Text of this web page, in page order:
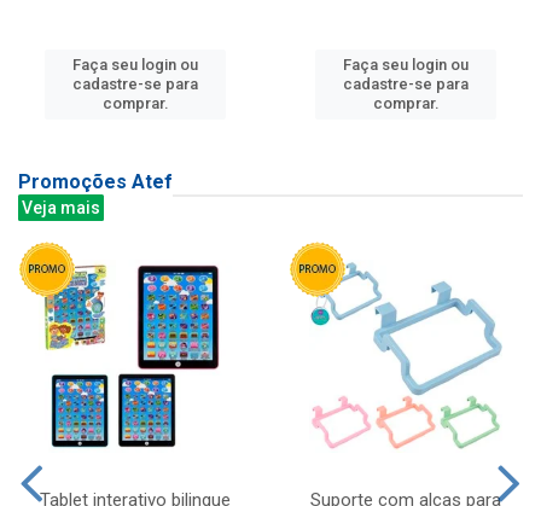
Faça seu login ou
cadastre-se para
comprar.
Faça seu login ou
cadastre-se para
comprar.
Promoções Atef
Veja mais
Tablet interativo bilingue
Suporte com alcas para